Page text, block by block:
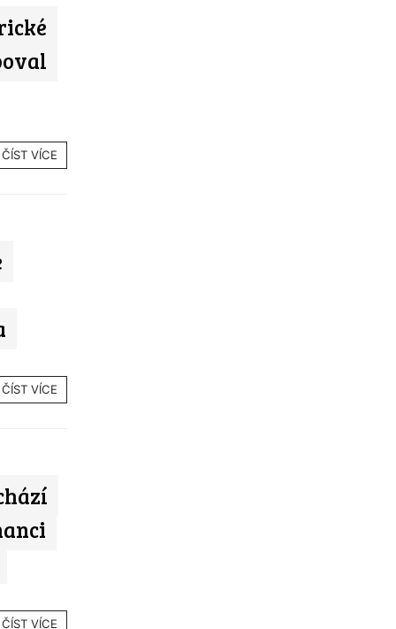
ČÍST VÍCE
ČÍST VÍCE
ČÍST VÍCE